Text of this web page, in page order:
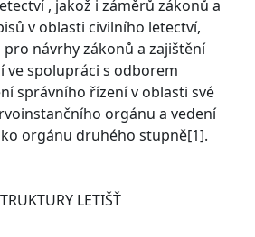
, jakož i záměrů zákonů a
v oblasti civilního letectví,
návrhy zákonů a zajištění
ve spolupráci s odborem
správního řízení v oblasti své
orgánu a vedení
orgánu druhého stupně[1].
LETIŠŤ